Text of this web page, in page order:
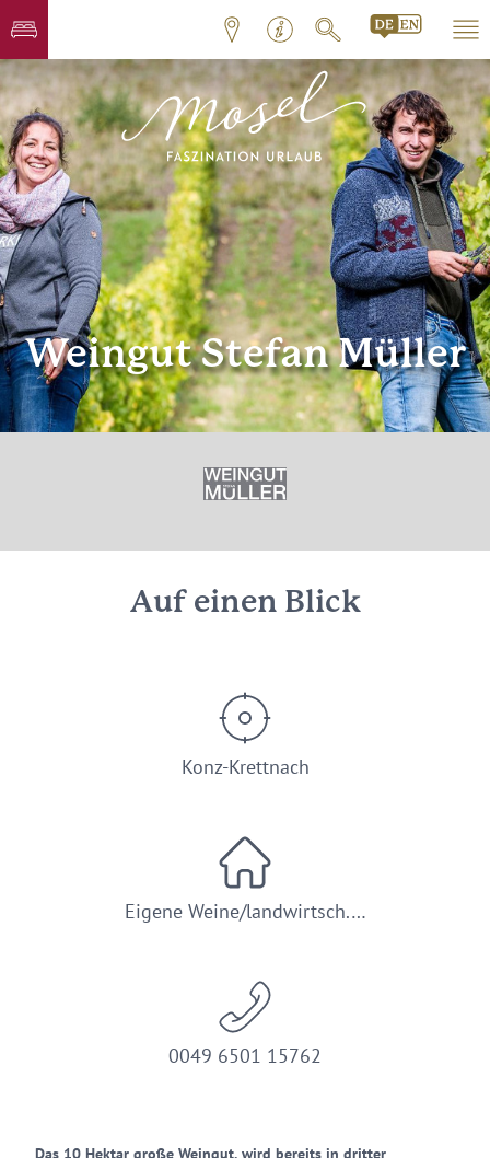
Weingut Stefan Müller
Auf einen Blick
Konz-Krettnach
Eigene Weine/landwirtsch.…
0049 6501 15762
Das 10 Hektar große Weingut, wird bereits in dritter